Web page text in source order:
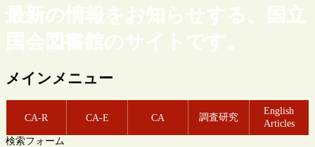
最新の情報をお知らせする、国立
国会図書館のサイトです。
メインメニュー
CA-R CA-E CA 調査研究
English
Articles
検索フォーム